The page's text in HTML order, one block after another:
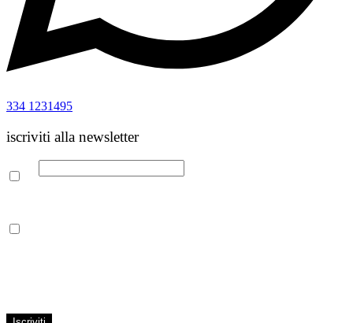
334 1231495
iscriviti alla newsletter
Email